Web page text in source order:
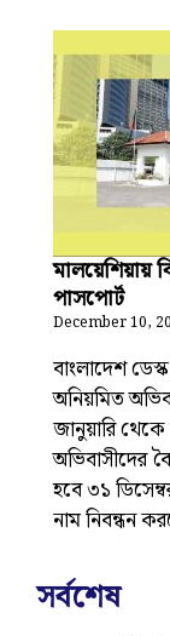
মালয়েশিয়ায়
পাসপোর্ট
December 10,
বাংলাদেশ
অনিয়মিত
জানুয়ারি
অভিবাসীদের
হবে ৩১
নাম নিবন্ধন
সর্বশেষ